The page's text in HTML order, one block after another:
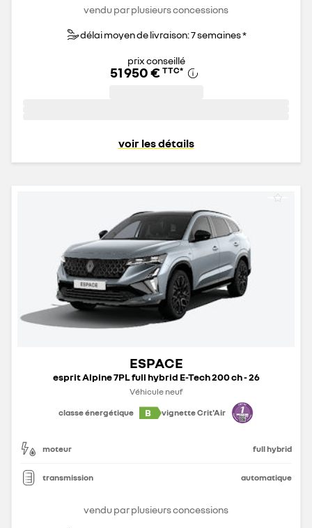
vendu par plusieurs concessions
délai moyen de livraison: 7 semaines *
prix conseillé
51 950 € TTC*
voir les détails
ESPACE
esprit Alpine 7PL full hybrid E-Tech 200 ch - 26
Véhicule neuf
classe énergétique
B vignette Crit'Air
moteur full hybrid
transmission automatique
vendu par plusieurs concessions